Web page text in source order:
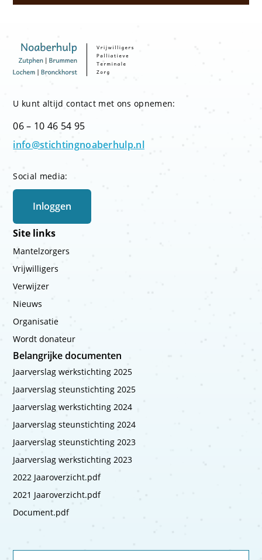
U kunt altijd contact met ons opnemen:
06 – 10 46 54 95
info@stichtingnoaberhulp.nl
Social media:
Inloggen
Site links
Mantelzorgers
Vrijwilligers
Verwijzer
Nieuws
Organisatie
Wordt donateur
Belangrijke documenten
Jaarverslag werkstichting 2025
Jaarverslag steunstichting 2025
Jaarverslag werkstichting 2024
Jaarverslag steunstichting 2024
Jaarverslag steunstichting 2023
Jaarverslag werkstichting 2023
2022 Jaaroverzicht.pdf
2021 Jaaroverzicht.pdf
Document.pdf